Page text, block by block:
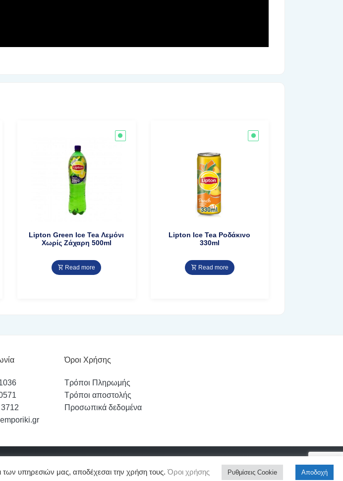
Lipton Green Ice Tea Λεμόνι
Χωρίς Ζάχαρη 500ml
Read more
Lipton Ice Tea Ροδάκινο
330ml
Read more
Όροι Χρήσης
Τρόποι Πληρωμής
Τρόποι αποστολής
Προσωπικά δεδομένα
υπηρεσιών μας, αποδέχεσαι την χρήση τους. Όροι χρήσης Ρυθμίσεις Cookie Αποδοχή